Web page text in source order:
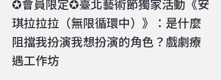
✪會員限定✪臺北藝術節獨家活動《安
琪拉拉拉（無限循環中）》：是什麼
阻擋我扮演我想扮演的角色？戲劇療
遇工作坊